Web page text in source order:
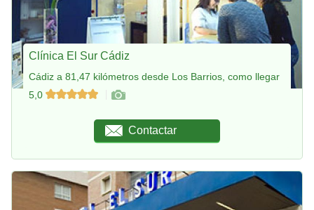
Clínica El Sur Cádiz
Cádiz a 81,47 kilómetros desde Los Barrios, como llegar
5,0
Contactar